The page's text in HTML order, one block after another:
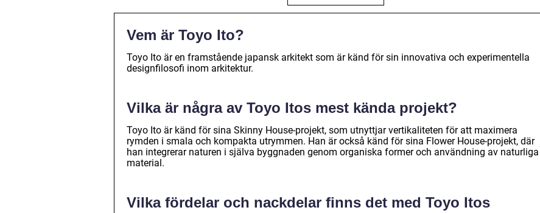
Vem är Toyo Ito?
Toyo Ito är en framstående japansk arkitekt som är känd för sin innovativa och experimentella
designfilosofi inom arkitektur.
Vilka är några av Toyo Itos mest kända projekt?
Toyo Ito är känd för sina Skinny House-projekt, som utnyttjar vertikaliteten för att maximera
rymden i smala och kompakta utrymmen. Han är också känd för sina Flower House-projekt, där
han integrerar naturen i själva byggnaden genom organiska former och användning av naturliga
material.
Vilka fördelar och nackdelar finns det med Toyo Itos